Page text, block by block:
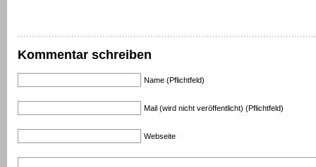
Kommentar schreiben
Name (Pflichtfeld)
Mail (wird nicht veröffentlicht) (Pflichtfeld)
Webseite